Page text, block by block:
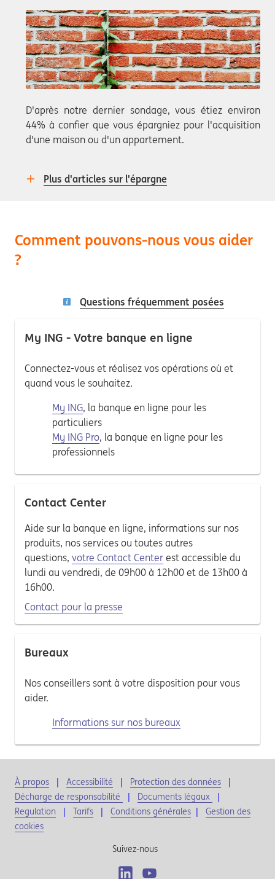
D'après notre dernier sondage, vous étiez environ
44% à confier que vous épargniez pour l'acquisition
d'une maison ou d'un appartement.
Plus d'articles sur l'épargne
Comment pouvons-nous vous aider
?
Questions fréquemment posées
My ING - Votre banque en ligne
Connectez-vous et réalisez vos opérations où et
quand vous le souhaitez.
My ING, la banque en ligne pour les
particuliers
My ING Pro, la banque en ligne pour les
professionnels
Contact Center
Aide sur la banque en ligne, informations sur nos
produits, nos services ou toutes autres
questions, votre Contact Center est accessible du
lundi au vendredi, de 09h00 à 12h00 et de 13h00 à
16h00.
Contact pour la presse
Bureaux
Nos conseillers sont à votre disposition pour vous
aider.
Informations sur nos bureaux
À propos Accessibilité
Protection des données
Décharge de responsabilité
Documents légaux
Regulation
Tarifs Conditions générales | Gestion des
cookies
Suivez-nous